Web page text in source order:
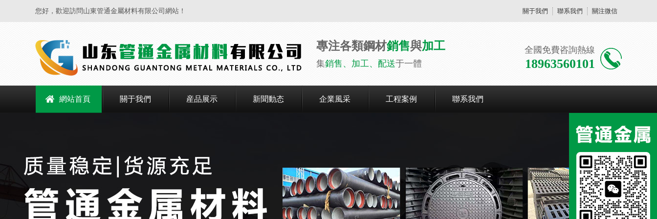
您好，歡迎訪問山東管通金屬材料有限公司網站！ 關于我們 聯系我們 關注微信
專注各類鋼材銷售與加工
集銷售、加工、配送于一體
全國免費咨詢熱線
18963560101
網站首頁 關于我們 産品展示 新聞動态 企業風采 工程案例 聯系我們